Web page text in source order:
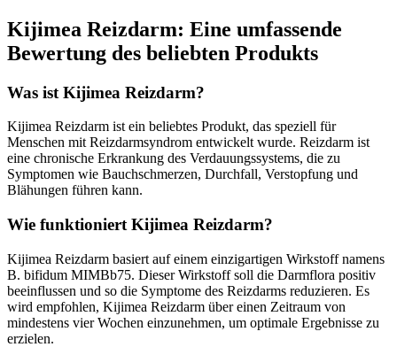
Kijimea Reizdarm: Eine umfassende
Bewertung des beliebten Produkts
Was ist Kijimea Reizdarm?
Kijimea Reizdarm ist ein beliebtes Produkt, das speziell für
Menschen mit Reizdarmsyndrom entwickelt wurde. Reizdarm ist
eine chronische Erkrankung des Verdauungssystems, die zu
Symptomen wie Bauchschmerzen, Durchfall, Verstopfung und
Blähungen führen kann.
Wie funktioniert Kijimea Reizdarm?
Kijimea Reizdarm basiert auf einem einzigartigen Wirkstoff namens
B. bifidum MIMBb75. Dieser Wirkstoff soll die Darmflora positiv
beeinflussen und so die Symptome des Reizdarms reduzieren. Es
wird empfohlen, Kijimea Reizdarm über einen Zeitraum von
mindestens vier Wochen einzunehmen, um optimale Ergebnisse zu
erzielen.